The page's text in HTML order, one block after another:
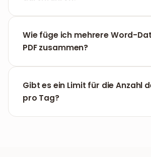
mobilen Browser (iOS und
eine App-Installation erforderlich ist.
Wie füge ich mehrere Word-
PDF zusammen?
hochladen. Das System wandelt sie
können anschließend unser Tool
Gibt es ein Limit für die Anzahl
pro Tag?